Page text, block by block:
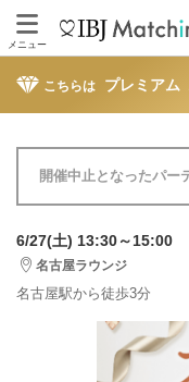
メニュー
こちらは プレミアム
開催中止となったパー
6/27(土) 13:30～15:00
名古屋ラウンジ
名古屋駅から徒歩3分